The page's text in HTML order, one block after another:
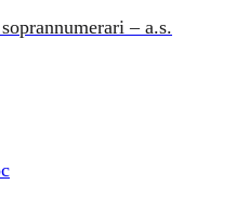
– a.s.